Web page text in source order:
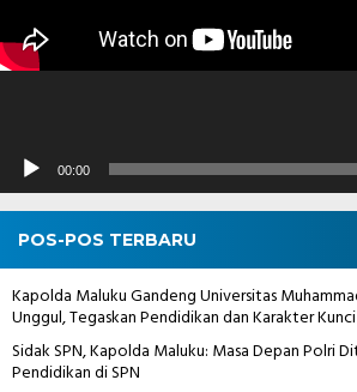
00:00
POS-POS TERBARU
Kapolda Maluku Gandeng Universitas
Unggul, Tegaskan Pendidikan dan Karakter
Sidak SPN, Kapolda Maluku: Masa Depan Polri
Pendidikan di SPN